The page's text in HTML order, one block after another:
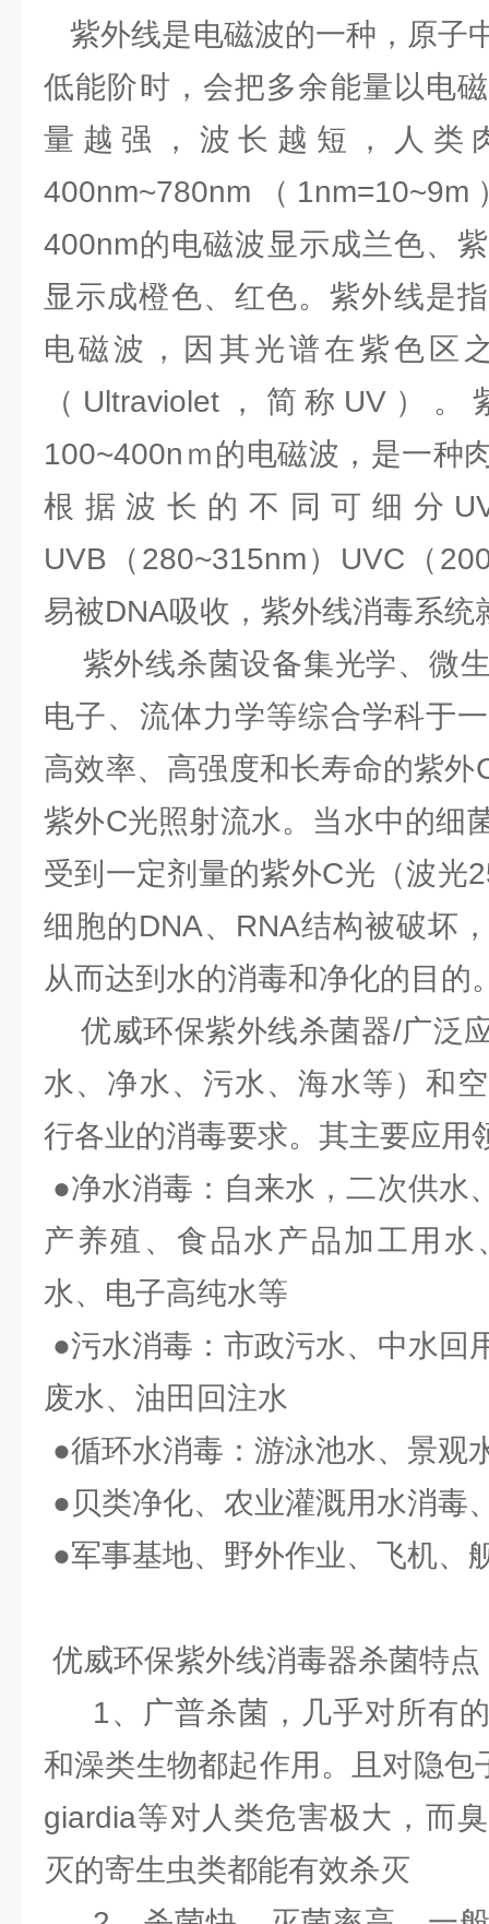
紫外线是电磁波的一种，原子
低能阶时，会把多余能量以电
量越强，波长越短，人类
400nm~780nm（
400nm的电磁波显示成兰色、
显示成橙色、红色。紫外线是
电磁波，因其光谱在紫色区
（Ultraviolet，简称UV）
100~400nｍ的电磁波，是一种
根据波长的不同可细分
UVB（280~315nm）UVC（
易被DNA吸收，紫外线消毒系统
紫外线杀菌设备集光学、微
电子、流体力学等综合学科于
高效率、高强度和长寿命的紫外
紫外C光照射流水。当水中的细
受到一定剂量的紫外C光（波光
细胞的DNA、RNA结构被破坏
从而达到水的消毒和净化的目的
优威环保紫外线杀菌器/广泛
水、净水、污水、海水等）和
行各业的消毒要求。其主要应用
●净水消毒：自来水，二次供水
产养殖、食品水产品加工用
水、电子高纯水等
●污水消毒：市政污水、中水回
废水、油田回注水
●循环水消毒：游泳池水、景观
●贝类净化、农业灌溉用水消毒
●军事基地、野外作业、飞机、
优威环保紫外线消毒器杀菌特点
1、广普杀菌，几乎对所有
和澡类生物都起作用。且对隐
giardia等对人类危害极大，而
灭的寄生虫类都能有效杀灭